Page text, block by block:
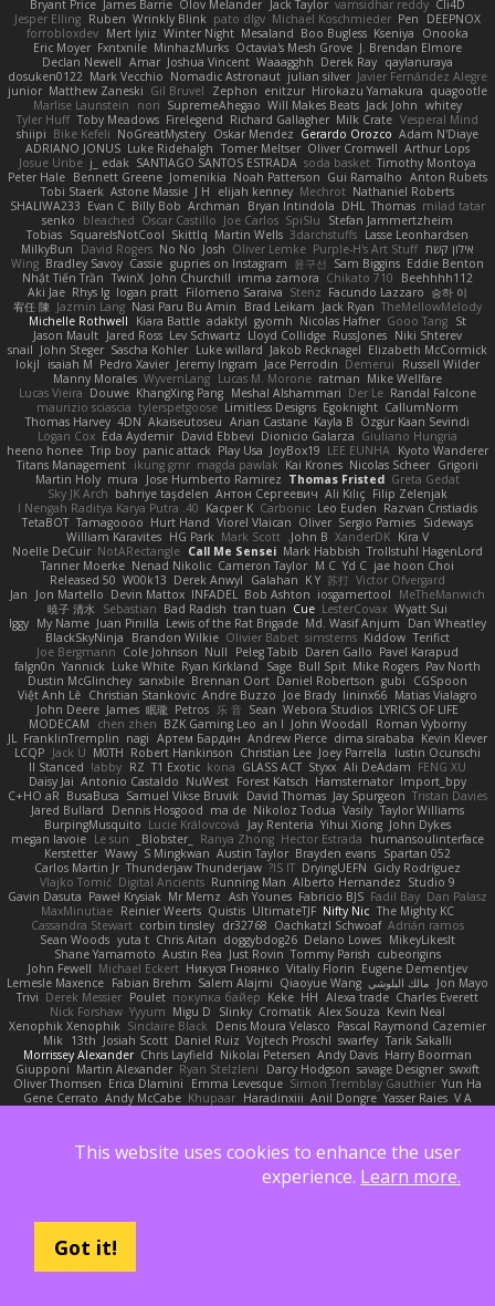
Cli4D
vamsidhar reddy
Jack Taylor
Olov Melander
James Barrie
Bryant Price
DEEPNOX
Pen
Michael Koschmieder
pato dlgv
Wrinkly Blink
Ruben
Jesper Elling
Onooka
Kseniya
Boo Bugless
Mesaland
Winter Night
Mert İyiiz
forrobloxdev
J. Brendan Elmore
Octavia's Mesh Grove
MinhazMurks
Fxntxnile
Eric Moyer
qaylanuraya
Derek Ray
Waaagghh
Joshua Vincent
Amar
Declan Newell
Javier Fernández Alegre
julian silver
Nomadic Astronaut
Mark Vecchio
dosuken0122
quagootle
Hirokazu Yamakura
enitzur
Zephon
Gil Bruvel
Matthew Zaneski
junior
whitey
Jack John
Will Makes Beats
SupremeAhegao
nori
Marlise Launstein
Vesperal Mind
Milk Crate
Richard Gallagher
Firelegend
Toby Meadows
Tyler Huff
Adam N'Diaye
Gerardo Orozco
Oskar Mendez
NoGreatMystery
Bike Kefeli
shiipi
Arthur Lops
Oliver Cromwell
Tomer Meltser
Luke Ridehalgh
ADRIANO JONUS
Timothy Montoya
soda basket
SANTIAGO SANTOS ESTRADA
j_ edak
Josue Uribe
Anton Rubets
Gui Ramalho
Noah Patterson
Jomenikia
Bennett Greene
Peter Hale
Nathaniel Roberts
Mechrot
elijah kenney
J H
Astone Massie
Tobi Staerk
milad tatar
Thomas
DHL
Bryan Intindola
Archman
Billy Bob
Evan C
SHALIWA233
Stefan Jammertzheim
SpiSlu
Joe Carlos
Oscar Castillo
bleached
senko
Lasse Leonhardsen
3darchstuffs
Martin Wells
Skittlq
SquareIsNotCool
Tobias
אילון קשת Purple-H's Art Stuff
Oliver Lemke
Josh
No No
David Rogers
MilkyBun
Eddie Benton
Sam Biggins
윤구선
gupries on Instagram
Cassie
Bradley Savoy
Wing
Beehhhh112
Chikato 710
imma zamora
John Churchill
TwinX
Nhật Tiến Trần
승하 이
Facundo Lazzaro
Stenz
Filomeno Saraiva
logan pratt
Rhys lg
Aki Jae
TheMellowMelody
Jack Ryan
Brad Leikam
Nasi Paru Bu Amin
Jazmin Lang
宥任 陳
St
Gooo Tang
Nicolas Hafner
gyomh
adaktyl
Kiara Battle
Michelle Rothwell
Niki Shterev
RussJones
Lloyd Collidge
Lev Schwartz
Jared Ross
Jason Mault
Elizabeth McCormick
Jakob Recknagel
Luke willard
Sascha Kohler
John Steger
snail
Russell Wilder
Demerui
Jace Perrodin
Jeremy Ingram
Pedro Xavier
isaiah M
lokjl
Mike Wellfare
ratman
Lucas M. Morone
WyvernLang
Manny Morales
Randal Falcone
Der Le
Meshal Alshammari
KhangXing Pang
Douwe
Lucas Vieira
CallumNorm
Egoknight
Limitless Designs
tylerspetgoose
maurizio sciascia
Özgür Kaan Sevindi
Kayla B
Arian Castane
Akaiseutoseu
4DN
Thomas Harvey
Giuliano Hungria
Dionicio Galarza
David Ebbevi
Eda Aydemir
Logan Cox
Kyoto Wanderer
LEE EUNHA
JoyBox19
Play Usa
panic attack
Trip boy
heeno honee
Grigorii
Nicolas Scheer
Kai Krones
magda pawlak
ikung gmr
Titans Management
Greta Gedat
Thomas Fristed
Jose Humberto Ramirez
mura
Martin Holy
Filip Zelenjak
Ali Kılıç
Антон Сергеевич
bahriye taşdelen
Sky JK Arch
Razvan Cristiadis
Leo Euden
Carbonic
Kacper K
40. I Nengah Raditya Karya Putra
Sideways
Sergio Pamies
Oliver
Viorel Vlaican
Hurt Hand
Tamagoooo
TetaBOT
Kira V
XanderDK
John B.
Mark Scott
HG Park
William Karavites
Trollstuhl HagenLord
Mark Habbish
Call Me Sensei
NotARectangle
Noelle DeCuir
jae hoon Choi
Yd C
M C
Cameron Taylor
Nenad Nikolic
Tanner Moerke
Victor Ofvergard
苏打
K Y
Galahan
Derek Anwyl
W00k13
Released 50
MeTheManwich
iosgamertool
Bob Ashton
INFADEL
Devin Mattox
Jon Martello
Jan
Wyatt Sui
LesterCovax
Cue
tran tuan
Bad Radish
Sebastian
暁子 清水
Dan Wheatley
Md. Wasif Anjum
Lewis of the Rat Brigade
Juan Pinilla
My Name
Iggy
Terifict
Kiddow
simsterns
Olivier Babet
Brandon Wilkie
BlackSkyNinja
Pavel Karapud
Daren Gallo
Peleg Tabib
Null
Cole Johnson
Joe Bergmann
Pav North
Mike Rogers
Bull Spit
Sage
Ryan Kirkland
Luke White
Yannick
falgn0n
CGSpoon
gubi
Daniel Robertson
Brennan Oort
sanxbile
Dustin McGlinchey
Matias Vialagro
lininx66
Joe Brady
Andre Buzzo
Christian Stankovic
Việt Anh Lê
LYRICS OF LIFE
Webora Studios
Sean
乐 音
Petros
眠瓏
James
John Deere
Roman Vyborny
John Woodall
an l
BZK Gaming Leo
chen zhen
MODECAM
Kevin Klever
dima sirababa
Andrew Pierce
Артем Бардин
nagi
FranklinTremplin
JL
Iustin Ocunschi
Joey Parrella
Christian Lee
Robert Hankinson
M0TH
Jack Ü
LCQP
FENG XU
Ali DeAdam
Styxx
GLASS ACT
kona
T1 Exotic
RZ
abby!
ll Stanced
Import_bpy
Hamsternator
Forest Katsch
NuWest
Antonio Castaldo
Daisy Jai
Tristan Davies
Jay Spurgeon
David Thomas
Samuel Vikse Bruvik
BusaBusa
C+HO aR
Taylor Williams
Vasily
Nikoloz Todua
ma de
Dennis Hosgood
Jared Bullard
John Dykes
Yihui Xiong
Jay Renteria
Lucie Královcová
BurpingMusquito
humansoulinterface
Hector Estrada
Ranya Zhong
_Blobster_
Le sun
megan lavoie
Spartan 052
Brayden evans
Austin Taylor
S Mingkwan
Wawy
Kerstetter
Gicly Rodríguez
DryingUEFN
IS IT?
Thunderjaw Thunderjaw
Carlos Martin Jr
Studio 9
Alberto Hernandez
Running Man
Digital Ancients
Vlajko Tomić
Dan Palasz
Fadil Bay
Fabricio BJS
Ash Younes
Mr Memz
Paweł Krysiak
Gavin Dasuta
The Mighty KC
Nifty Nic
UltimateTJF
Quistis
Reinier Weerts
MaxMinutiae
Adrián ramos
Oachkatzl Schwoaf
dr32768
corbin tinsley
Cassandra Stewart
MikeyLikesIt
Delano Lowes
doggybdog26
Chris Aitan
yuta t
Sean Woods
cubeorigins
Tommy Parish
Just Rovin
Austin Rea
Shane Yamamoto
Eugene Dementjev
Vitaliy Florin
Никуся Гноянко
Michael Eckert
John Fewell
Jon Mayo مالك البلوشي Qiaoyue Wang
Salem Alajmi
Fabian Brehm
Lemesle Maxence
Charles Everett
Alexa trade
HH
Keke
покупка байер
Poulet
Derek Messier
Trivi
Kevin Neal
Alex Souza
Cromatik
Slinky
Migu D
Yyyum
Nick Forshaw
Pascal Raymond Cazemier
Denis Moura Velasco
Sinclaire Black
Xenophik Xenophik
Tarik Sakalli
swarfey
Vojtech Proschl
Daniel Ruiz
Josiah Scott
13th
Mik
Harry Boorman
Andy Davis
Nikolai Petersen
Chris Layfield
Morrissey Alexander
swxift
savage Designer
Darcy Hodgson
Ryan Stelzleni
Martin Alexander
Giupponi
Yun Ha
Simon Tremblay Gauthier
Emma Levesque
Erica Dlamini
Oliver Thomsen
V A
Yasser Raies
Anil Dongre
Haradinxiii
Khupaar
Andy McCabe
Gene Cerrato
Peter Pietlasky
Michael Buttaro
Jackt
Aero
Jacqueline Valero
Steve mcbees
Amberlie Rodriguez
Uranus Peregrine
Assima Dauletbek
ツキ ミ
Adam
NinjaSubRosa
Carter Farrey
Angel
indi81
biscuit
Kay
David Brown
Babacar Diop
GlazeDonut
William Travis
This website uses cookies to enhance the user
experience. Learn more.
Got it!